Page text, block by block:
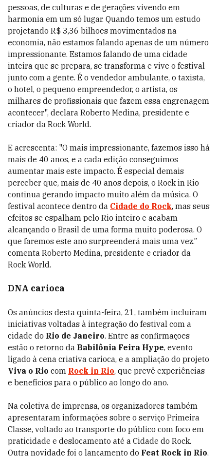
pessoas, de culturas e de gerações vivendo em
harmonia em um só lugar. Quando temos um estudo
projetando R$ 3,36 bilhões movimentados na
economia, não estamos falando apenas de um número
impressionante. Estamos falando de uma cidade
inteira que se prepara, se transforma e vive o festival
junto com a gente. É o vendedor ambulante, o taxista,
o hotel, o pequeno empreendedor, o artista, os
milhares de profissionais que fazem essa engrenagem
acontecer", declara Roberto Medina, presidente e
criador da Rock World.
E acrescenta: "O mais impressionante, fazemos isso há
mais de 40 anos, e a cada edição conseguimos
aumentar mais este impacto. É especial demais
perceber que, mais de 40 anos depois, o Rock in Rio
continua gerando impacto muito além da música. O
festival acontece dentro da Cidade do Rock, mas seus
efeitos se espalham pelo Rio inteiro e acabam
alcançando o Brasil de uma forma muito poderosa. O
que faremos este ano surpreenderá mais uma vez.”
comenta Roberto Medina, presidente e criador da
Rock World.
DNA carioca
Os anúncios desta quinta-feira, 21, também incluíram
iniciativas voltadas à integração do festival com a
cidade do Rio de Janeiro. Entre as confirmações
estão o retorno da Babilônia Feira Hype, evento
ligado à cena criativa carioca, e a ampliação do projeto
Viva o Rio com Rock in Rio, que prevê experiências
e benefícios para o público ao longo do ano.
Na coletiva de imprensa, os organizadores também
apresentaram informações sobre o serviço Primeira
Classe, voltado ao transporte do público com foco em
praticidade e deslocamento até a Cidade do Rock.
Outra novidade foi o lançamento do Feat Rock in Rio,